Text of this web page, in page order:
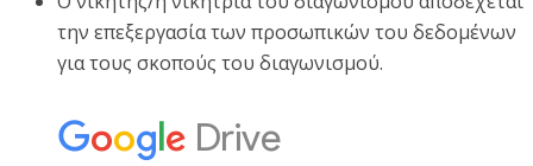
την επεξεργασία των προσωπικών του δεδομένων
για τους σκοπούς του διαγωνισμού.